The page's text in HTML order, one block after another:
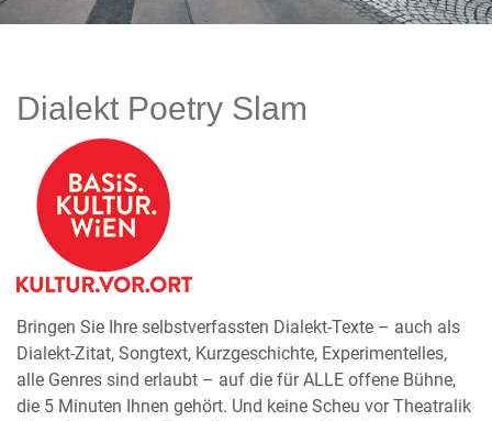
Dialekt Poetry Slam
Bringen Sie Ihre selbstverfassten Dialekt-Texte – auch als
Dialekt-Zitat, Songtext, Kurzgeschichte, Experimentelles,
alle Genres sind erlaubt – auf die für ALLE offene Bühne,
die 5 Minuten Ihnen gehört. Und keine Scheu vor Theatralik